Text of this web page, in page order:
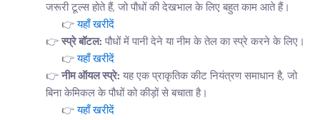
जरूरी टूल्स होते हैं, जो पौधों की देखभाल के लिए बहुत काम आते हैं।
यहाँ खरीदें
स्प्रे बॉटल: पौधों में पानी देने या नीम के तेल का स्प्रे करने के लिए।
यहाँ खरीदें
नीम ऑयल स्प्रे: यह एक प्राकृतिक कीट नियंत्रण समाधान है, जो
बिना केमिकल के पौधों को कीड़ों से बचाता है।
यहाँ खरीदें